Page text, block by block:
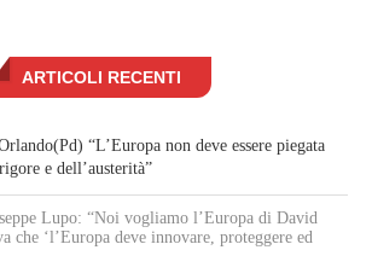
ARTICOLI RECENTI
“L’Europa non deve essere piegata
e dell’austerità”
Lupo: “Noi vogliamo l’Europa di David
che ‘l’Europa deve innovare, proteggere ed